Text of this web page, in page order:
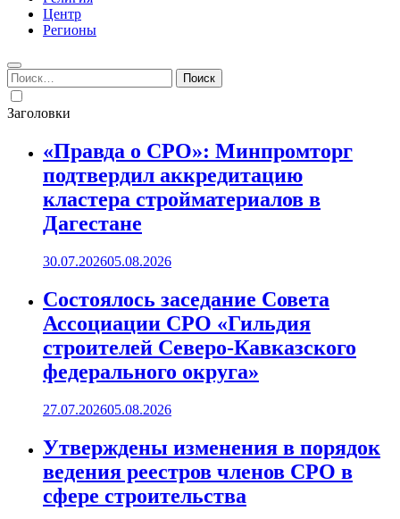
Центр
Регионы
Найти:
Заголовки
«Правда о СРО»: Минпромторг
подтвердил аккредитацию
кластера стройматериалов в
Дагестане
30.07.202605.08.2026
Состоялось заседание Совета
Ассоциации СРО «Гильдия
строителей Северо-Кавказского
федерального округа»
27.07.202605.08.2026
Утверждены изменения в порядок
ведения реестров членов СРО в
сфере строительства